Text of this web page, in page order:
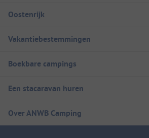
Oostenrijk
Vakantiebestemmingen
Boekbare campings
Een stacaravan huren
Over ANWB Camping